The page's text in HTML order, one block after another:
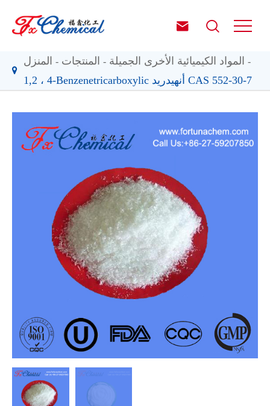
 
المنزل المنتجات
المواد الكيميائية الأخرى الجميلة
1,2 ، 4-Benzenetricarboxylic أنهيدريد CAS 552-30-7